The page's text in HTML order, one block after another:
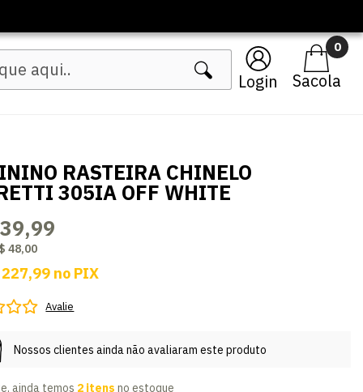
Login
0
RASTEIRA CHINELO
305IA OFF WHITE
48,00
227,99 no PIX
Avalie
Nossos clientes ainda não avaliaram este produto
ainda temos 2 itens no estoque